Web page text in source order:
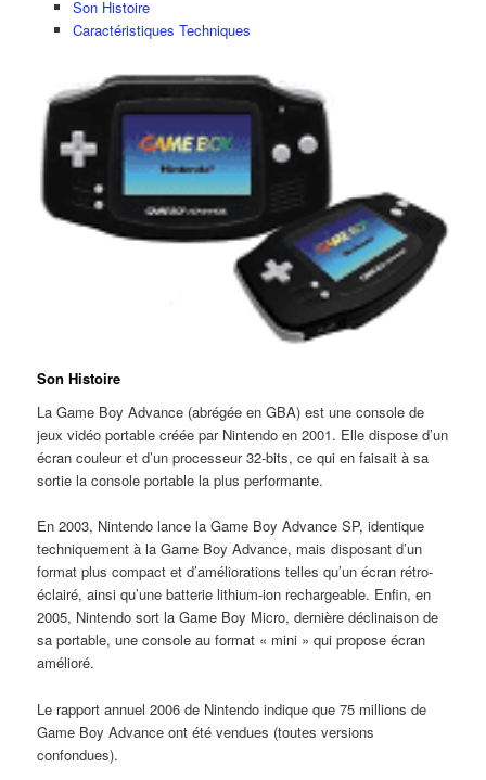
Son Histoire
Caractéristiques Techniques
Son Histoire
La Game Boy Advance (abrégée en GBA) est une console de
jeux vidéo portable créée par Nintendo en 2001. Elle dispose d’un
écran couleur et d’un processeur 32-bits, ce qui en faisait à sa
sortie la console portable la plus performante.
En 2003, Nintendo lance la Game Boy Advance SP, identique
techniquement à la Game Boy Advance, mais disposant d’un
format plus compact et d’améliorations telles qu’un écran rétro-
éclairé, ainsi qu’une batterie lithium-ion rechargeable. Enfin, en
2005, Nintendo sort la Game Boy Micro, dernière déclinaison de
sa portable, une console au format « mini » qui propose écran
amélioré.
Le rapport annuel 2006 de Nintendo indique que 75 millions de
Game Boy Advance ont été vendues (toutes versions
confondues).